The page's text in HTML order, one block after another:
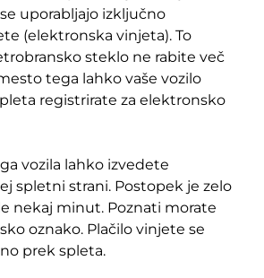
uporabljajo izključno
(elektronska vinjeta). To
steklo ne rabite več
tega lahko vaše vozilo
registrirate za elektronsko
vozila lahko izvedete
spletni strani. Postopek je zelo
nekaj minut. Poznati morate
oznako. Plačilo vinjete se
prek spleta.